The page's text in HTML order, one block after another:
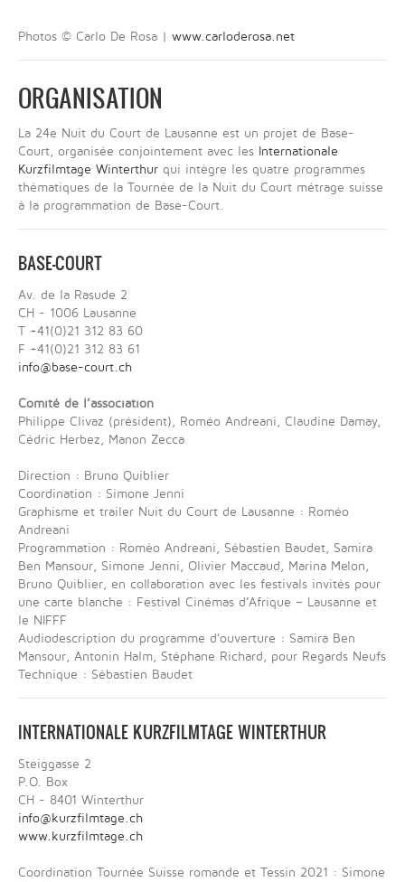
Photos © Carlo De Rosa | www.carloderosa.net
ORGANISATION
La 24e Nuit du Court de Lausanne est un projet de Base-
Court, organisée conjointement avec les Internationale
Kurzfilmtage Winterthur qui intègre les quatre programmes
thématiques de la Tournée de la Nuit du Court métrage suisse
à la programmation de Base-Court.
BASE-COURT
Av. de la Rasude 2
CH - 1006 Lausanne
T +41(0)21 312 83 60
F +41(0)21 312 83 61
info@base-court.ch
Comité de l’association
Philippe Clivaz (président), Roméo Andreani, Claudine Damay,
Cédric Herbez, Manon Zecca
Direction : Bruno Quiblier
Coordination : Simone Jenni
Graphisme et trailer Nuit du Court de Lausanne : Roméo
Andreani
Programmation : Roméo Andreani, Sébastien Baudet, Samira
Ben Mansour, Simone Jenni, Olivier Maccaud, Marina Melon,
Bruno Quiblier, en collaboration avec les festivals invités pour
une carte blanche : Festival Cinémas d’Afrique – Lausanne et
le NIFFF
Audiodescription du programme d'ouverture : Samira Ben
Mansour, Antonin Halm, Stéphane Richard, pour Regards Neufs
Technique : Sébastien Baudet
INTERNATIONALE KURZFILMTAGE WINTERTHUR
Steiggasse 2
P.O. Box
CH - 8401 Winterthur
info@kurzfilmtage.ch
www.kurzfilmtage.ch
Coordination Tournée Suisse romande et Tessin 2021 : Simone